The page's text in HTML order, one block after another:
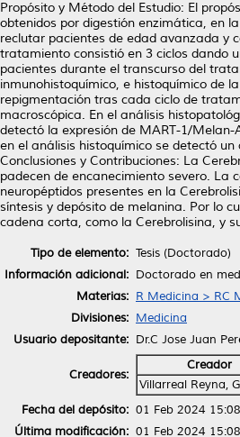
Propósito y Método del Estudio: El
obtenidos por digestión enzimática, en
reclutar pacientes de edad avanzada y
tratamiento consistió en 3 ciclos dando
pacientes durante el transcurso del
inmunohistoquímico, e histoquímico de
repigmentación tras cada ciclo de
macroscópica. En el análisis
detectó la expresión de MART-1/
en el análisis histoquímico se detectó
Conclusiones y Contribuciones: La
padecen de encanecimiento severo. La
neuropéptidos presentes en la
síntesis y depósito de melanina. Por lo
cadena corta, como la Cerebrolisina, y
Tipo de elemento: Tesis (Doctorado)
Información adicional: Doctorado en
Materias: R Medicina > RC
Divisiones: Medicina
Usuario depositante: Dr.C Jose Juan
Creadores:
Creador
Villarreal Reyna,
Fecha del depósito: 01 Feb 2024 15:08
Última modificación: 01 Feb 2024 15:08